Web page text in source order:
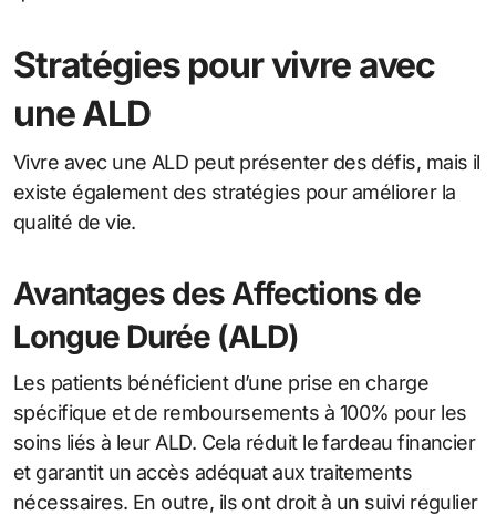
Stratégies pour vivre avec
une ALD
Vivre avec une ALD peut présenter des défis, mais il
existe également des stratégies pour améliorer la
qualité de vie.
Avantages des Affections de
Longue Durée (ALD)
Les patients bénéficient d’une prise en charge
spécifique et de remboursements à 100% pour les
soins liés à leur ALD. Cela réduit le fardeau financier
et garantit un accès adéquat aux traitements
nécessaires. En outre, ils ont droit à un suivi régulier